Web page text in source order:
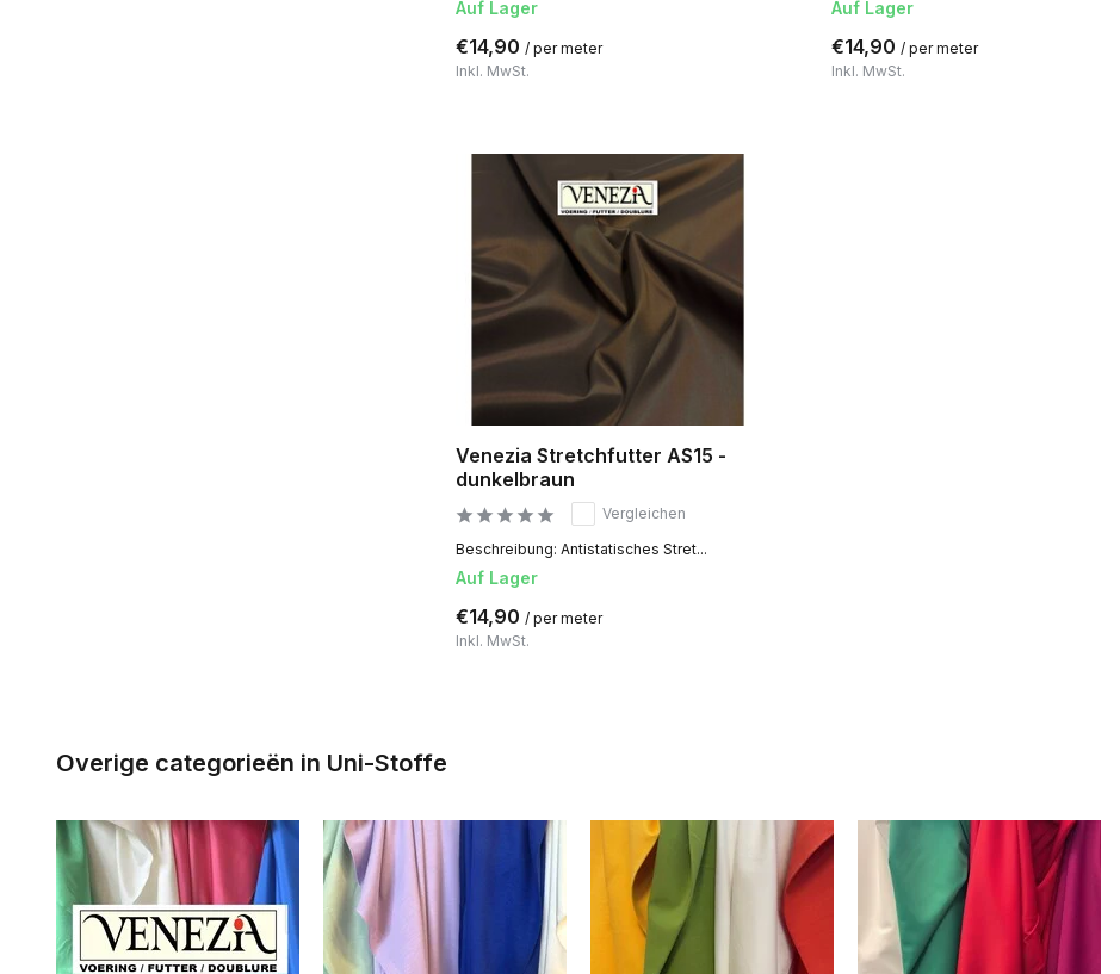
Auf Lager
€14,90 / per meter
Inkl. MwSt.
Auf Lager
€14,90 / per meter
Inkl. MwSt.
Venezia Stretchfutter AS15 -
dunkelbraun
Vergleichen
Beschreibung: Antistatisches Stret...
Auf Lager
€14,90 / per meter
Inkl. MwSt.
Overige categorieën in Uni-Stoffe